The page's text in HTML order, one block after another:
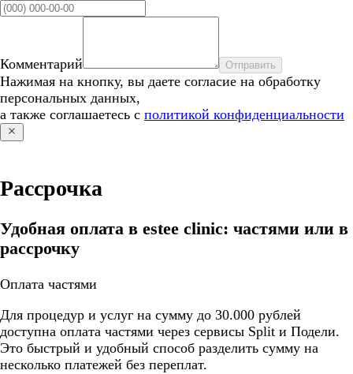
Комментарий Отправить
Нажимая на кнопку, вы даете согласие на обработку
персональных данных,
а также соглашаетесь с политикой конфиденциальности
Рассрочка
Удобная оплата в estee clinic: частями или в
рассрочку
Оплата частями
Для процедур и услуг на сумму до 30.000 рублей
доступна оплата частями через сервисы Split и Подели.
Это быстрый и удобный способ разделить сумму на
несколько платежей без переплат.